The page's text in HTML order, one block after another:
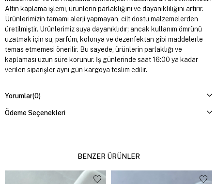
Altın kaplama işlemi, ürünlerin parlaklığını ve dayanıklılığını artırır.
Ürünlerimizin tamamı alerji yapmayan, cilt dostu malzemelerden
üretilmiştir. Ürünlerimiz suya dayanıklıdır; ancak kullanım ömrünü
uzatmak için su, parfüm, kolonya ve dezenfektan gibi maddelerle
temas etmemesi önerilir. Bu sayede, ürünlerin parlaklığı ve
kaplaması uzun süre korunur. İş günlerinde saat 16:00 ya kadar
verilen siparişler aynı gün kargoya teslim edilir.
Yorumlar(0)
Ödeme Seçenekleri
BENZER ÜRÜNLER